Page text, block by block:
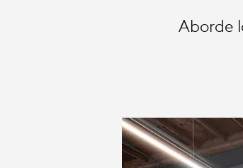
Aborde